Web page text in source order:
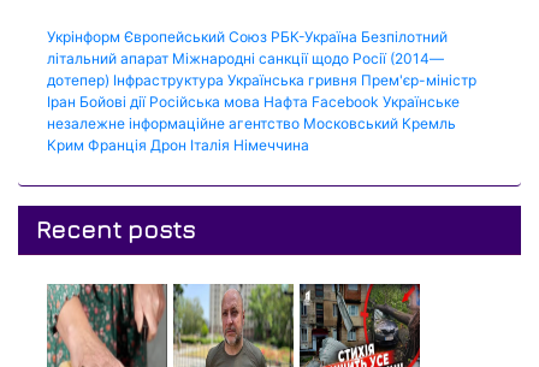
Укрінформ Європейський Союз РБК-Україна Безпілотний
літальний апарат Міжнародні санкції щодо Росії (2014—
дотепер) Інфраструктура Українська гривня Прем'єр-міністр
Іран Бойові дії Російська мова Нафта Facebook Українське
незалежне інформаційне агентство Московський Кремль
Крим Франція Дрон Італія Німеччина
Recent posts